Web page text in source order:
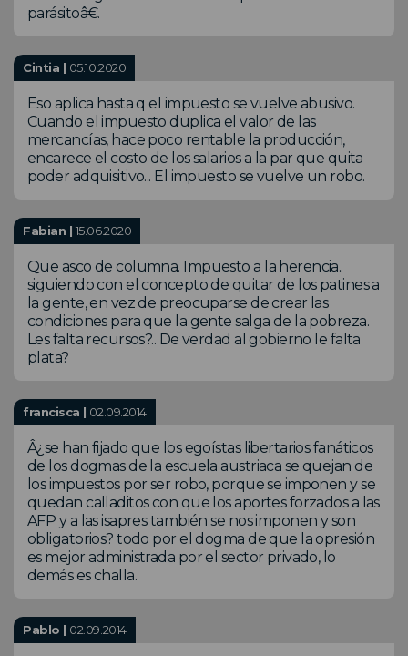
parásitoâ€.
Cintia | 05.10.2020
Eso aplica hasta q el impuesto se vuelve abusivo.
Cuando el impuesto duplica el valor de las
mercancías, hace poco rentable la producción,
encarece el costo de los salarios a la par que quita
poder adquisitivo... El impuesto se vuelve un robo.
Fabian | 15.06.2020
Que asco de columna. Impuesto a la herencia..
siguiendo con el concepto de quitar de los patines a
la gente, en vez de preocuparse de crear las
condiciones para que la gente salga de la pobreza.
Les falta recursos?.. De verdad al gobierno le falta
plata?
francisca | 02.09.2014
Â¿se han fijado que los egoístas libertarios fanáticos
de los dogmas de la escuela austriaca se quejan de
los impuestos por ser robo, porque se imponen y se
quedan calladitos con que los aportes forzados a las
AFP y a las isapres también se nos imponen y son
obligatorios? todo por el dogma de que la opresión
es mejor administrada por el sector privado, lo
demás es challa.
Pablo | 02.09.2014